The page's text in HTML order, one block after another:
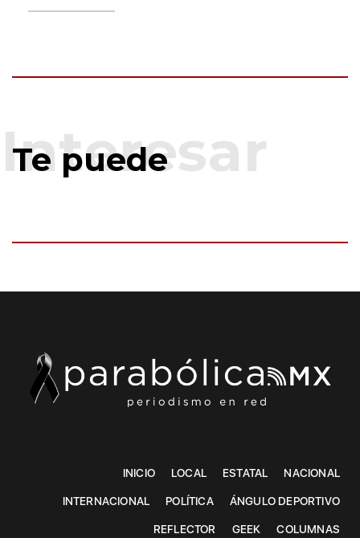
Te puede
INICIO LOCAL ESTATAL NACIONAL
INTERNACIONAL POLÍTICA ÁNGULO DEPORTIVO
REFLECTOR GEEK COLUMNAS